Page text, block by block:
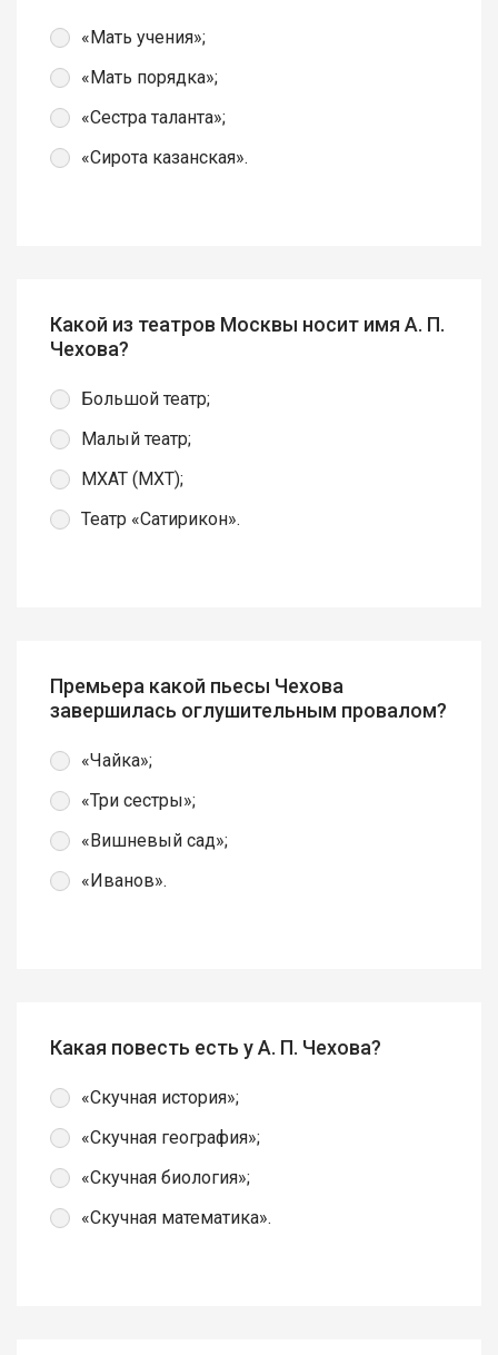
«Мать учения»;
«Мать порядка»;
«Сестра таланта»;
«Сирота казанская».
Какой из театров Москвы носит имя А. П.
Чехова?
Большой театр;
Малый театр;
МХАТ (МХТ);
Театр «Сатирикон».
Премьера какой пьесы Чехова
завершилась оглушительным провалом?
«Чайка»;
«Три сестры»;
«Вишневый сад»;
«Иванов».
Какая повесть есть у А. П. Чехова?
«Скучная история»;
«Скучная география»;
«Скучная биология»;
«Скучная математика».